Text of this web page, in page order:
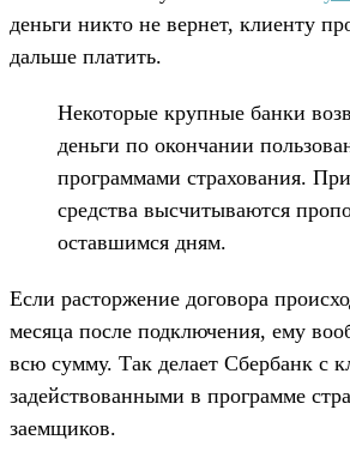
деньги никто не вернет, клиенту
дальше платить.
Некоторые крупные банки
деньги по окончании
программами страхования.
средства высчитываются
оставшимся дням.
Если расторжение договора
месяца после подключения, ему
всю сумму. Так делает Сбербанк с
задействованными в программе
заемщиков.